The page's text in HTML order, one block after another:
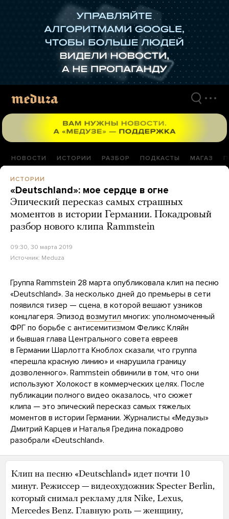
НОВОСТИ ИСТОРИИ РАЗБОР ПОДКАСТЫ МАГАЗ
ИСТОРИИ
«Deutschland»: мое сердце в огне
Эпический пересказ самых страшных
моментов в истории Германии. Покадровый
разбор нового клипа Rammstein
09:30, 30 марта 2019
Источник: Meduza
Группа Rammstein 28 марта опубликовала клип на песню
«Deutschland». За несколько дней до премьеры в сети
появился тизер — сцена, в которой вешают узников
концлагеря. Эпизод возмутил многих: уполномоченный
ФРГ по борьбе с антисемитизмом Феликс Кляйн
и бывшая глава Центрального совета евреев
в Германии Шарлотта Кноблох сказали, что группа
«перешла красную линию» и «нарушила границу
дозволенного». Rammstein обвинили в том, что они
используют Холокост в коммерческих целях. После
публикации полного видео оказалось, что сюжет
клипа — это эпический пересказ самых тяжелых
моментов в истории Германии. Журналисты «Медузы»
Дмитрий Карцев и Наталья Гредина покадрово
разобрали «Deutschland».
Клип на песню «Deutschland» идет почти 10
минут. Режиссер — видеохудожник Specter Berlin,
который снимал рекламу для Nike, Lexus,
Mercedes Benz. Главную роль — женщину,